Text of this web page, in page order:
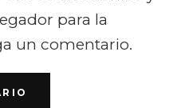
para la
un comentario.